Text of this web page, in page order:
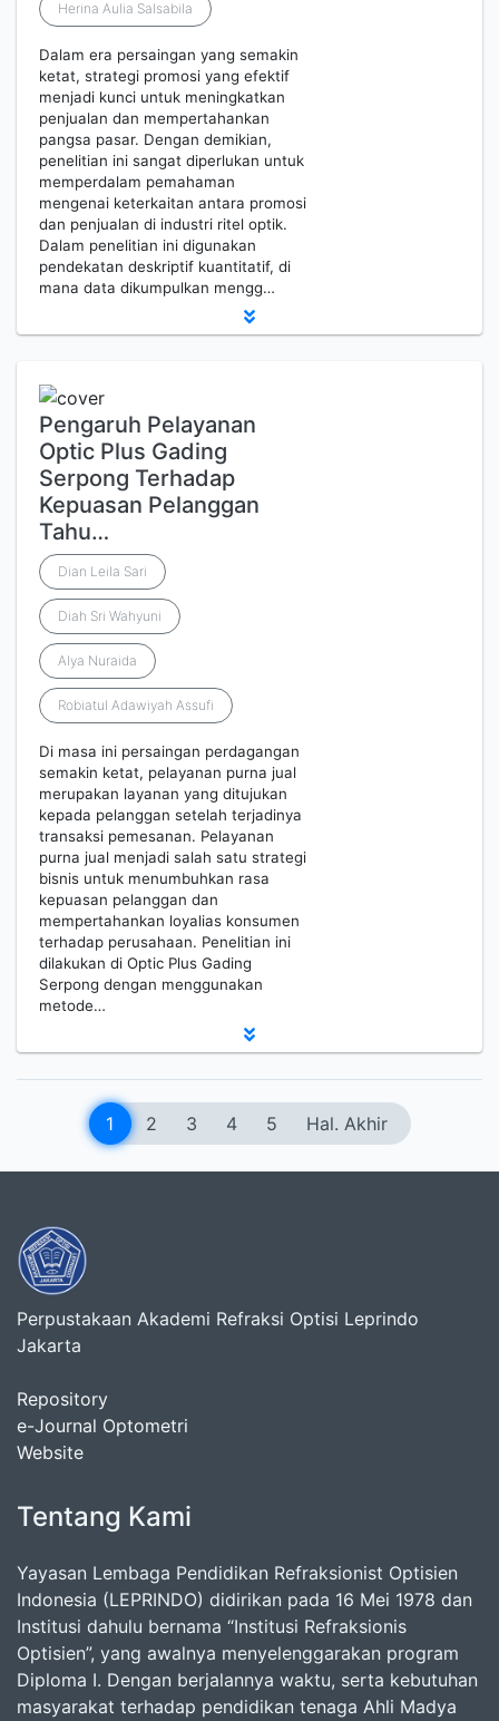
Herina Aulia Salsabila
Dalam era persaingan yang semakin
ketat, strategi promosi yang efektif
menjadi kunci untuk meningkatkan
penjualan dan mempertahankan
pangsa pasar. Dengan demikian,
penelitian ini sangat diperlukan untuk
memperdalam pemahaman
mengenai keterkaitan antara promosi
dan penjualan di industri ritel optik.
Dalam penelitian ini digunakan
pendekatan deskriptif kuantitatif, di
mana data dikumpulkan mengg…
Pengaruh Pelayanan
Optic Plus Gading
Serpong Terhadap
Kepuasan Pelanggan
Tahu…
Dian Leila Sari
Diah Sri Wahyuni
Alya Nuraida
Robiatul Adawiyah Assufi
Di masa ini persaingan perdagangan
semakin ketat, pelayanan purna jual
merupakan layanan yang ditujukan
kepada pelanggan setelah terjadinya
transaksi pemesanan. Pelayanan
purna jual menjadi salah satu strategi
bisnis untuk menumbuhkan rasa
kepuasan pelanggan dan
mempertahankan loyalias konsumen
terhadap perusahaan. Penelitian ini
dilakukan di Optic Plus Gading
Serpong dengan menggunakan
metode…
1 2 3 4 5 Hal. Akhir
Perpustakaan Akademi Refraksi Optisi Leprindo
Jakarta
Repository
e-Journal Optometri
Website
Tentang Kami
Yayasan Lembaga Pendidikan Refraksionist Optisien
Indonesia (LEPRINDO) didirikan pada 16 Mei 1978 dan
Institusi dahulu bernama “Institusi Refraksionis
Optisien”, yang awalnya menyelenggarakan program
Diploma I. Dengan berjalannya waktu, serta kebutuhan
masyarakat terhadap pendidikan tenaga Ahli Madya